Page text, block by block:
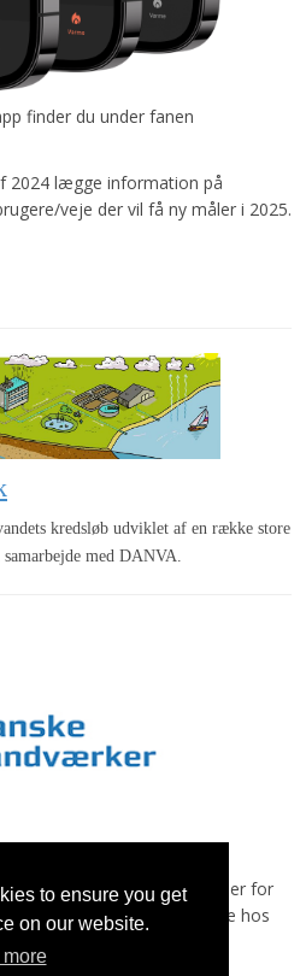
to ensure you get
on our website.
more
finder du under fanen
2024 lægge information på
veje der vil få ny måler i 2025.
kredsløb udviklet af en række store
med DANVA.
der arbejder for
til gavn for forbrugerne hos